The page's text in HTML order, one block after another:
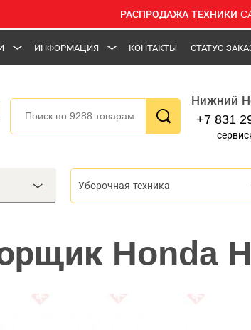
РАСПРОДАЖА ТЕХНИКИ
ИНФОРМАЦИЯ КОНТАКТЫ СТАТУС
Нижний
+7 831
Уборочная техника
Honda